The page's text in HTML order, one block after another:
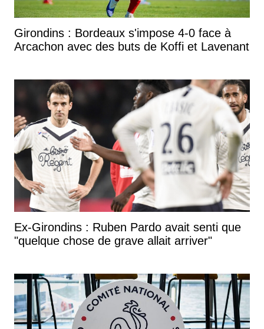
Girondins : Bordeaux s'impose 4-0 face à
Arcachon avec des buts de Koffi et Lavenant
Ex-Girondins : Ruben Pardo avait senti que
"quelque chose de grave allait arriver"